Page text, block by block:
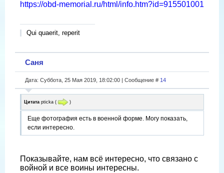
https://obd-memorial.ru/html/info.htm?id=915501001
Qui quaerit, reperit
Саня
Дата: Суббота, 25 Мая 2019, 18:02:00 | Сообщение # 14
Цитата pticka ( )
Еще фотография есть в военной форме. Могу показать,
если интересно.
Показывайте, нам всё интересно, что связано с
войной и все воины интересны.